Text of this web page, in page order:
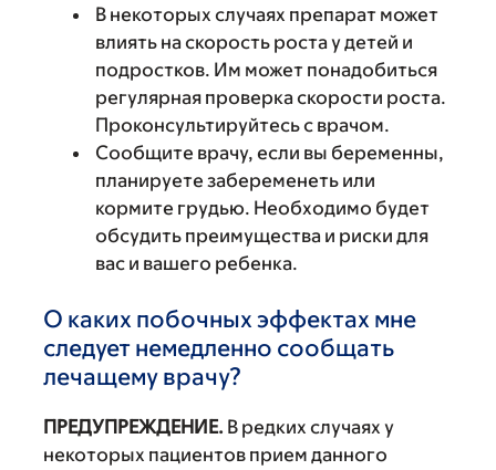
В некоторых случаях препарат может
влиять на скорость роста у детей и
подростков. Им может понадобиться
регулярная проверка скорости роста.
Проконсультируйтесь с врачом.
Сообщите врачу, если вы беременны,
планируете забеременеть или
кормите грудью. Необходимо будет
обсудить преимущества и риски для
вас и вашего ребенка.
О каких побочных эффектах мне
следует немедленно сообщать
лечащему врачу?
ПРЕДУПРЕЖДЕНИЕ. В редких случаях у
некоторых пациентов прием данного